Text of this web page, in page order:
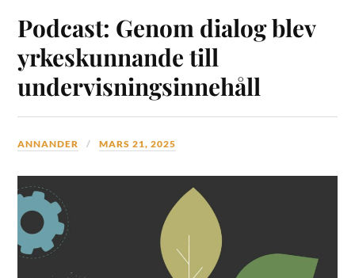
Podcast: Genom dialog blev
yrkeskunnande till
undervisningsinnehåll
ANNANDER MARS 21, 2025